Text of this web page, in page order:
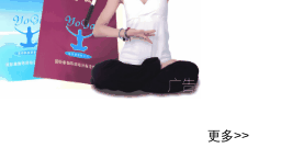
更多>>